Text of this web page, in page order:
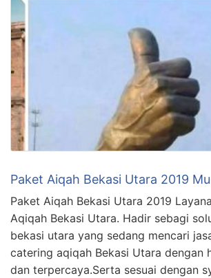
Paket Aiqah Bekasi Utara 2019
Paket Aiqah Bekasi Utara 2019
Aqiqah Bekasi Utara. Hadir sebagi
bekasi utara yang sedang mencari
catering aqiqah Bekasi Utara dengan
dan terpercaya.Serta sesuai dengan